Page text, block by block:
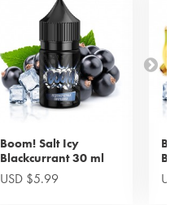
Boom! Salt Icy
Blackcurrant 30 ml
USD $5.99